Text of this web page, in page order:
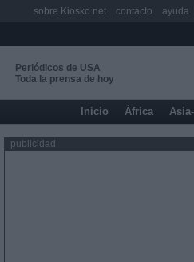
Periódicos de USA
Toda la prensa de hoy
Inicio África
publicidad
sobre Kiosko.net contacto ayuda